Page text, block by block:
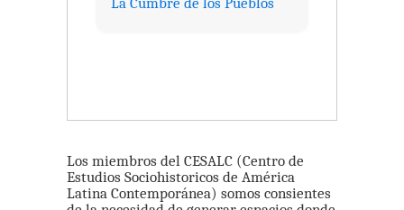
La Cumbre de los Pueblos
Los miembros del CESALC (Centro de
Estudios Sociohistoricos de América
Latina Contemporánea) somos consientes